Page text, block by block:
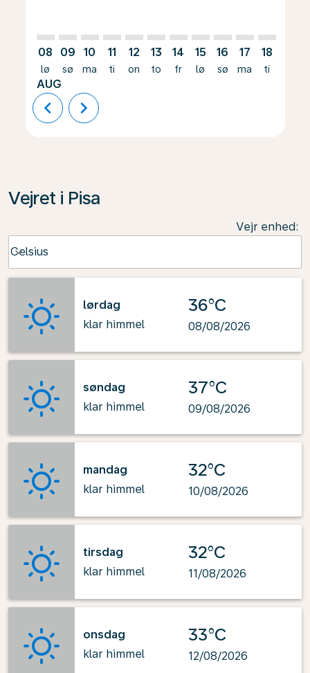
08
lø
AUG
09
sø
10
ma
11
ti
12
on
13
to
14
fr
15
lø
16
sø
17
ma
18
ti
chevron_left chevron_right
Vejret i Pisa
Vejr enhed:
Celsius
keyboard_arrow_down
lørdag
klar himmel
36°C
08/08/2026
søndag
klar himmel
37°C
09/08/2026
mandag
klar himmel
32°C
10/08/2026
tirsdag
klar himmel
32°C
11/08/2026
onsdag
klar himmel
33°C
12/08/2026